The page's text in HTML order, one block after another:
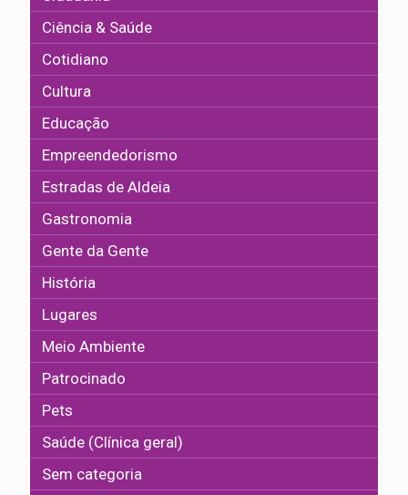
Ciência & Saúde
Cotidiano
Cultura
Educação
Empreendedorismo
Estradas de Aldeia
Gastronomia
Gente da Gente
História
Lugares
Meio Ambiente
Patrocinado
Pets
Saúde (Clínica geral)
Sem categoria